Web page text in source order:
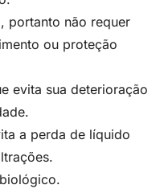
portanto não requer
ou proteção
evita sua deterioração
a perda de líquido